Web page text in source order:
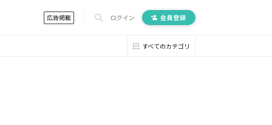
広告掲載 ログイン 会員登録
すべてのカテゴリ